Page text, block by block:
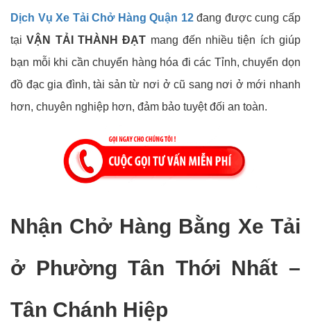
Dịch Vụ Xe Tải Chở Hàng Quận 12đang được cung cấp
tạiVẬN TẢI THÀNH ĐẠT mang đến nhiều tiện ích giúp
bạn mỗi khi cần chuyển hàng hóa đi các Tỉnh, chuyển dọn
đồ đạc gia đình, tài sản từ nơi ở cũ sang nơi ở mới nhanh
hơn, chuyên nghiệp hơn, đảm bảo tuyệt đối an toàn.
Nhận Chở Hàng Bằng Xe Tải
ở Phường Tân Thới Nhất –
Tân Chánh Hiệp